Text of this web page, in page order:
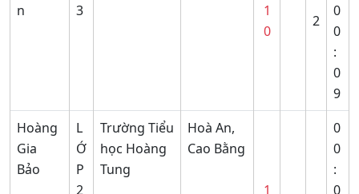
n
3
1
0
2
0
0
:
0
9
Hoàng
Gia
Bảo
L
Ớ
P
2
Trường Tiểu
học Hoàng
Tung
Hoà An,
Cao Bằng
1
0
0
:
0